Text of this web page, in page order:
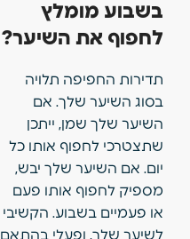
בשבוע מומלץ
לחפוף את השיער?
תדירות החפיפה תלויה
בסוג השיער שלך. אם
השיער שלך שמן, ייתכן
שתצטרכי לחפוף אותו כל
יום. אם השיער שלך יבש,
מספיק לחפוף אותו פעם
או פעמיים בשבוע. הקשיבי
לשיער שלך, ופעלי בהתאם